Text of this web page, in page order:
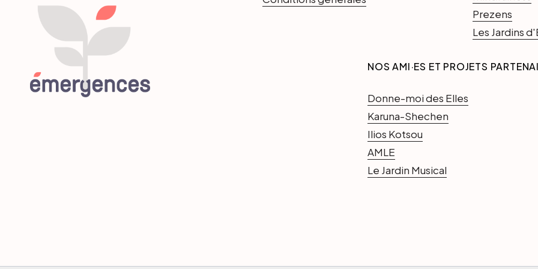
Prezens
Les Jardins
NOS AMI·ES ET PROJETS
Donne-moi des Elles
Karuna-Shechen
Ilios Kotsou
AMLE
Le Jardin Musical